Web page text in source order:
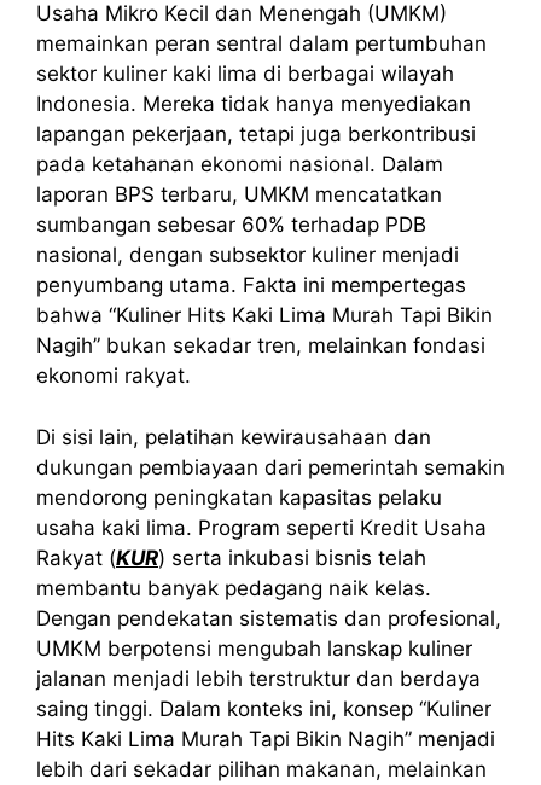
Usaha Mikro Kecil dan Menengah (UMKM)
memainkan peran sentral dalam pertumbuhan
sektor kuliner kaki lima di berbagai wilayah
Indonesia. Mereka tidak hanya menyediakan
lapangan pekerjaan, tetapi juga berkontribusi
pada ketahanan ekonomi nasional. Dalam
laporan BPS terbaru, UMKM mencatatkan
sumbangan sebesar 60% terhadap PDB
nasional, dengan subsektor kuliner menjadi
penyumbang utama. Fakta ini mempertegas
bahwa “Kuliner Hits Kaki Lima Murah Tapi Bikin
Nagih” bukan sekadar tren, melainkan fondasi
ekonomi rakyat.
Di sisi lain, pelatihan kewirausahaan dan
dukungan pembiayaan dari pemerintah semakin
mendorong peningkatan kapasitas pelaku
usaha kaki lima. Program seperti Kredit Usaha
Rakyat (KUR) serta inkubasi bisnis telah
membantu banyak pedagang naik kelas.
Dengan pendekatan sistematis dan profesional,
UMKM berpotensi mengubah lanskap kuliner
jalanan menjadi lebih terstruktur dan berdaya
saing tinggi. Dalam konteks ini, konsep “Kuliner
Hits Kaki Lima Murah Tapi Bikin Nagih” menjadi
lebih dari sekadar pilihan makanan, melainkan